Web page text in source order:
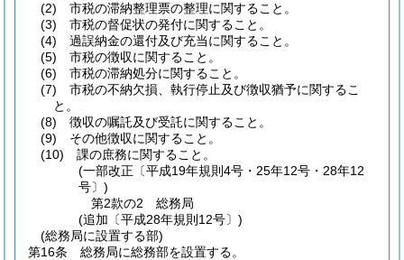
(2)
市税の滞納整理票の整理に関すること。
(3)
市税の督促状の発付に関すること。
(4)
過誤納金の還付及び充当に関すること。
(5)
市税の徴収に関すること。
(6)
市税の滞納処分に関すること。
(7)
市税の不納欠損、執行停止及び徴収猶予に関するこ
と。
(8)
徴収の嘱託及び受託に関すること。
(9)
その他徴収に関すること。
(10)
課の庶務に関すること。
(一部改正〔平成19年規則4号・25年12号・28年12
号〕)
第2款の2
総務局
(追加〔平成28年規則12号〕)
(総務局に設置する部)
第16条
総務局に総務部を設置する。